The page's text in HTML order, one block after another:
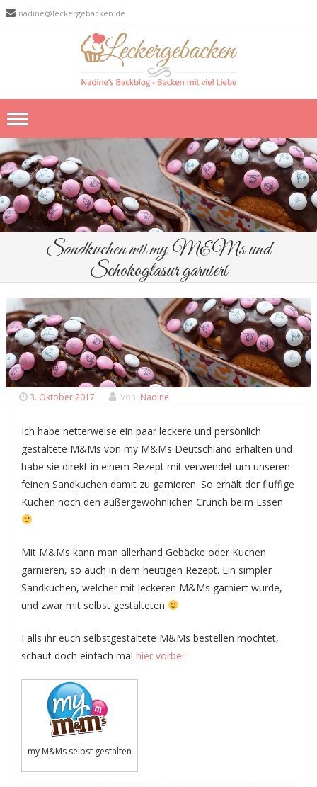
nadine@leckergebacken.de
Skip to content
Sandkuchen mit my M&Ms und
Schokoglasur garniert
3. Oktober 2017 Von: Nadine
Ich habe netterweise ein paar leckere und persönlich
gestaltete M&Ms von my M&Ms Deutschland erhalten und
habe sie direkt in einem Rezept mit verwendet um unseren
feinen Sandkuchen damit zu garnieren. So erhält der fluffige
Kuchen noch den außergewöhnlichen Crunch beim Essen
Mit M&Ms kann man allerhand Gebäcke oder Kuchen
garnieren, so auch in dem heutigen Rezept. Ein simpler
Sandkuchen, welcher mit leckeren M&Ms garniert wurde,
und zwar mit selbst gestalteten
Falls ihr euch selbstgestaltete M&Ms bestellen möchtet,
schaut doch einfach mal hier vorbei.
my M&Ms selbst gestalten